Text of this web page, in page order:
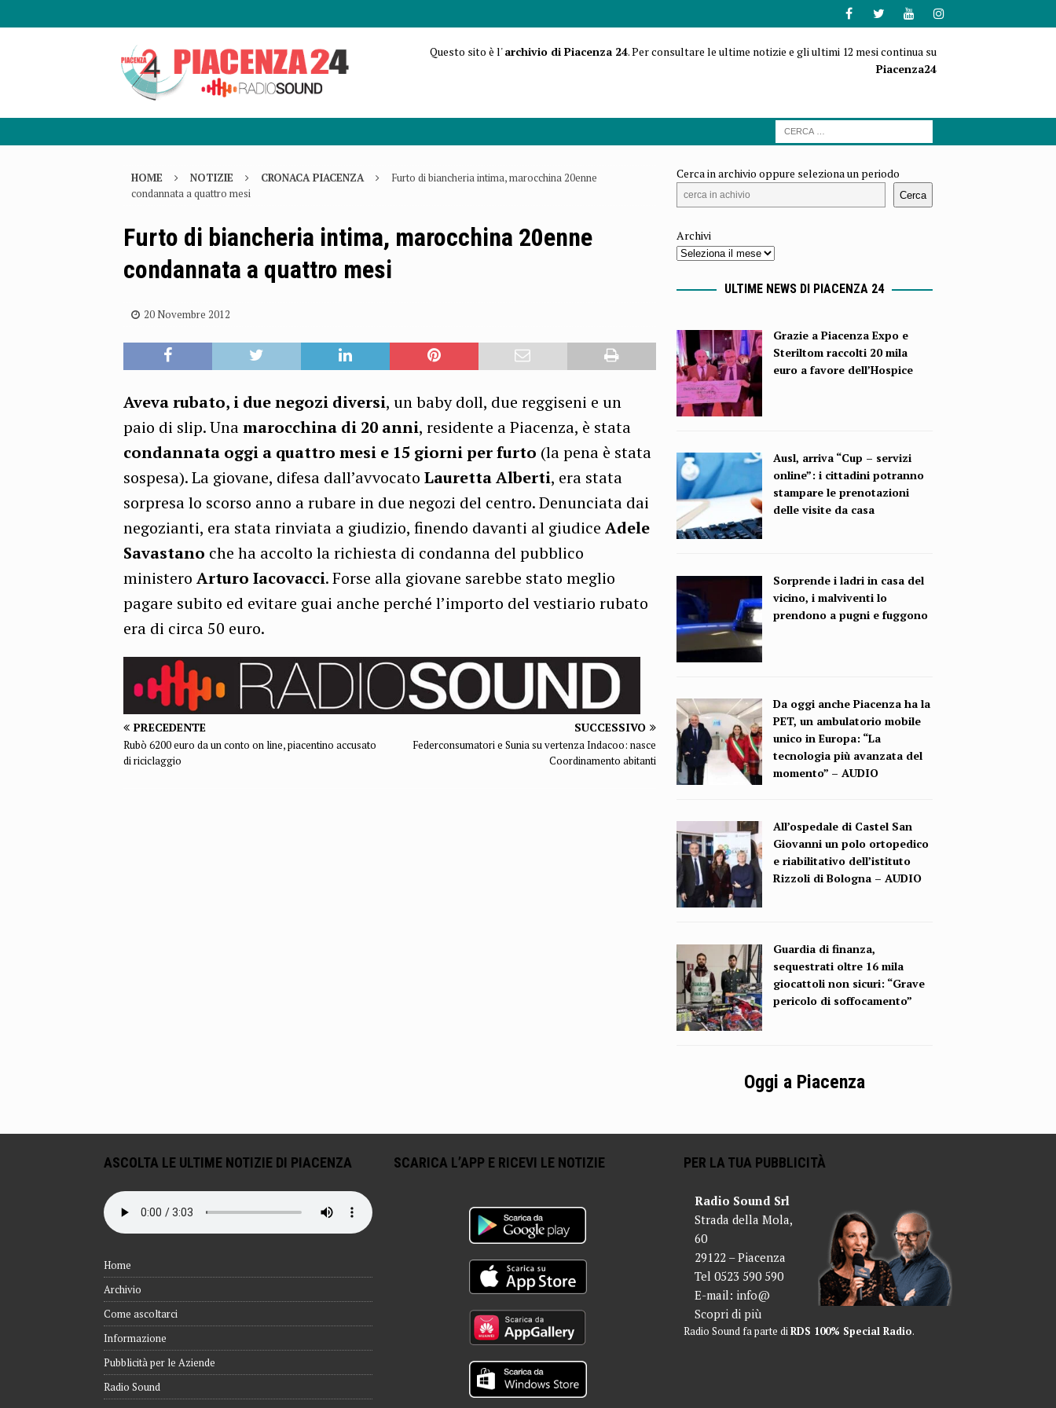
Questo sito è l'archivio di Piacenza 24. Per consultare le ultime notizie e gli ultimi 12 mesi continua su
Piacenza24
HOME NOTIZIE CRONACA PIACENZA
Furto di biancheria intima, marocchina 20enne
condannata a quattro mesi
Furto di biancheria intima, marocchina 20enne
condannata a quattro mesi
20 Novembre 2012
Aveva rubato, i due negozi diversi, un baby doll, due reggiseni e un
paio di slip. Unamarocchina di 20 anni, residente a Piacenza, è stata
condannata oggi a quattro mesi e 15 giorni per furto (la pena è stata
sospesa). La giovane, difesa dall’avvocato Lauretta Alberti, era stata
sorpresa lo scorso anno a rubare in due negozi del centro. Denunciata dai
negozianti, era stata rinviata a giudizio, finendo davanti al giudice Adele
Savastano che ha accolto la richiesta di condanna del pubblico
ministero Arturo Iacovacci. Forse alla giovane sarebbe stato meglio
pagare subito ed evitare guai anche perché l’importo del vestiario rubato
era di circa 50 euro.
PRECEDENTE
Rubò 6200 euro da un conto on line, piacentino accusato
di riciclaggio
SUCCESSIVO
Federconsumatori e Sunia su vertenza Indacoo: nasce
Coordinamento abitanti
Cerca in archivio oppure seleziona un periodo
Cerca
Archivi
ULTIME NEWS DI PIACENZA 24
Grazie a Piacenza Expo e
Steriltom raccolti 20 mila
euro a favore dell’Hospice
Ausl, arriva “Cup – servizi
online”: i cittadini potranno
stampare le prenotazioni
delle visite da casa
Sorprende i ladri in casa del
vicino, i malviventi lo
prendono a pugni e fuggono
Da oggi anche Piacenza ha la
PET, un ambulatorio mobile
unico in Europa: “La
tecnologia più avanzata del
momento” – AUDIO
All’ospedale di Castel San
Giovanni un polo ortopedico
e riabilitativo dell’istituto
Rizzoli di Bologna – AUDIO
Guardia di finanza,
sequestrati oltre 16 mila
giocattoli non sicuri: “Grave
pericolo di soffocamento”
Oggi a Piacenza
ASCOLTA LE ULTIME NOTIZIE DI PIACENZA
Home
Archivio
Come ascoltarci
Informazione
Pubblicità per le Aziende
Radio Sound
SCARICA L’APP E RICEVI LE NOTIZIE PER LA TUA PUBBLICITÀ
Radio Sound Srl
Strada della Mola,
60
29122 – Piacenza
Tel 0523 590 590
E-mail: info@
Scopri di più
Radio Sound fa parte diRDS 100% Special Radio.